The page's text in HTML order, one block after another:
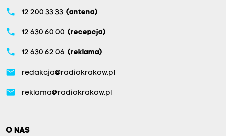
phone 12 200 33 33 (antena)
phone 12 630 60 00 (recepcja)
phone 12 630 62 06 (reklama)
email redakcja@radiokrakow.pl
email reklama@radiokrakow.pl
O NAS